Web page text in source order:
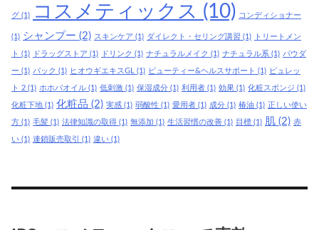
グ (1) コスメティックス (10) コンディショナー
(1) シャンプー (2) スキンケア (1) ダイレクト・セリング講習 (1) トリートメン
ト (1) ドラッグストア (1) ドリンク (1) ナチュラルメイク (1) ナチュラル系 (1) パウダ
ー (1) パック (1) ヒオウギエキスGL (1) ビューティー&ヘルスサポート (1) ピュレッ
ト 2 (1) ホホバオイル (1) 低刺激 (1) 保湿成分 (1) 利用者 (1) 効果 (1) 化粧スポンジ (1)
化粧下地 (1) 化粧品 (2) 実感 (1) 弱酸性 (1) 愛用者 (1) 成分 (1) 椿油 (1) 正しい使い
方 (1) 毛髪 (1) 法律知識の取得 (1) 無添加 (1) 生活習慣の改善 (1) 目標 (1) 肌 (2) 赤
い (1) 連鎖販売取引 (1) 違い (1)